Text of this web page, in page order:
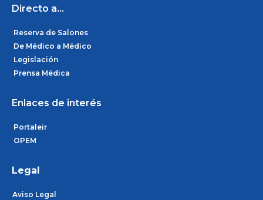
Directo a...
Reserva de Salones
De Médico a Médico
Legislación
Prensa Médica
Enlaces de interés
Portaleir
OPEM
Legal
Aviso Legal